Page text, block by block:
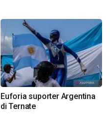
Euforia suporter Argentina
di Ternate